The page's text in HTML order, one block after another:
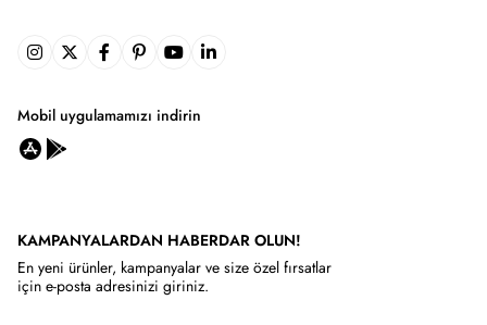
Mobil uygulamamızı indirin
KAMPANYALARDAN HABERDAR OLUN!
En yeni ürünler, kampanyalar ve size özel fırsatlar
için e-posta adresinizi giriniz.